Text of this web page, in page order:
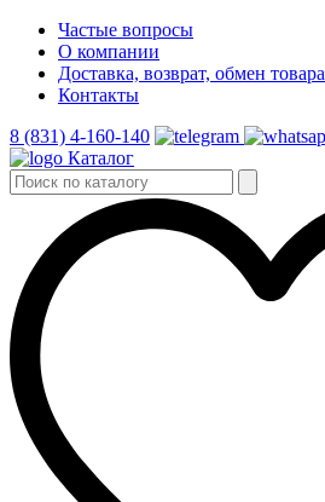
Частые вопросы
О компании
Доставка, возврат, обмен товара
Контакты
8 (831) 4-160-140
Каталог